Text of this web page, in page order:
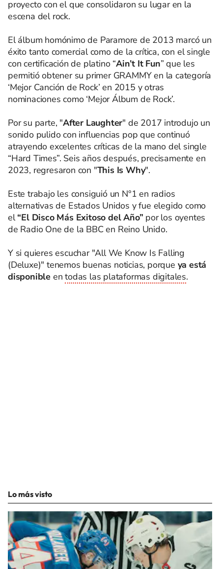
proyecto con el que consolidaron su lugar en la
escena del rock.
El álbum homónimo de Paramore de 2013 marcó un
éxito tanto comercial como de la crítica, con el single
con certificación de platino “Ain’t It Fun” que les
permitió obtener su primer GRAMMY en la categoría
‘Mejor Canción de Rock’ en 2015 y otras
nominaciones como ‘Mejor Álbum de Rock’.
Por su parte, "After Laughter" de 2017 introdujo un
sonido pulido con influencias pop que continuó
atrayendo excelentes críticas de la mano del single
“Hard Times”. Seis años después, precisamente en
2023, regresaron con "This Is Why".
Este trabajo les consiguió un N°1 en radios
alternativas de Estados Unidos y fue elegido como
el“El Disco Más Exitoso del Año” por los oyentes
de Radio One de la BBC en Reino Unido.
Y si quieres escuchar "All We Know Is Falling
(Deluxe)" tenemos buenas noticias, porque ya está
disponible entodas las plataformas digitales.
Lo más visto